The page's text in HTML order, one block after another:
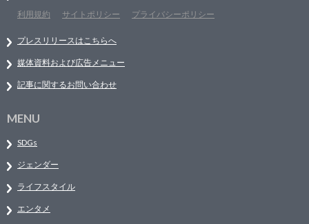
利用規約
サイトポリシー プライバシーポリシー
プレスリリースはこちらへ
媒体資料および広告メニュー
記事に関するお問い合わせ
MENU
SDGs
ジェンダー
ライフスタイル
エンタメ